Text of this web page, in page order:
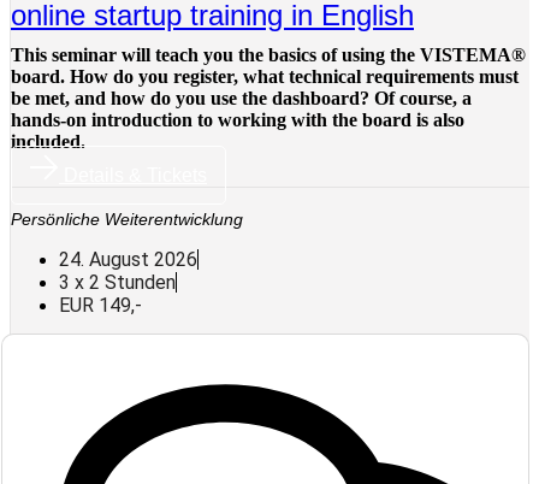
online startup training in English
This seminar will teach you the basics of using the VISTEMA®
board. How do you register, what technical requirements must
be met, and how do you use the dashboard? Of course, a
hands-on introduction to working with the board is also
included.
Persönliche Weiterentwicklung
24. August 2026
3 x 2 Stunden
EUR 149,-